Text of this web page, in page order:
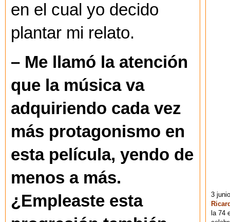
en el cual yo decido
plantar mi relato.
– Me llamó la atención
que la música va
adquiriendo cada vez
más protagonismo en
esta película, yendo de
menos a más.
¿Empleaste esta
3
la 74